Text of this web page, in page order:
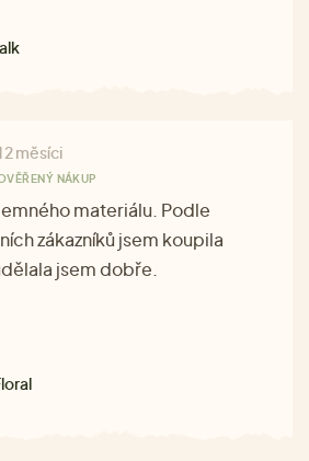
2 měsíci
NÁKUP
materiálu. Podle
zákazníků jsem koupila
jsem dobře.